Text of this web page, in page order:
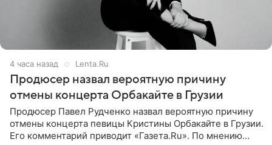
4 часа назад Lenta.Ru
Продюсер назвал вероятную причину
отмены концерта Орбакайте в Грузии
Продюсер Павел Рудченко назвал вероятную причину
отмены концерта певицы Кристины Орбакайте в Грузии.
Его комментарий приводит «Газета.Ru». По мнению